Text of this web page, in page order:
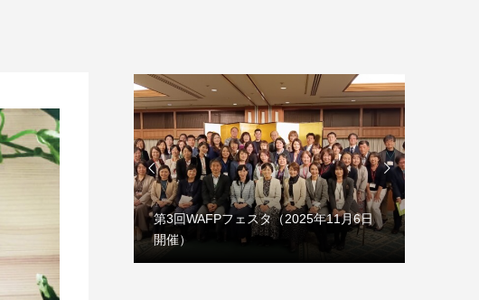

（2024年11月7日
第3回WAFPフェスタ（2025年11月6日
開催）
